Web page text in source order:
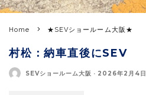
Home ★SEVショールーム大阪★
村松：納車直後にSEV
SEVショールーム大阪 · 2026年2月4日